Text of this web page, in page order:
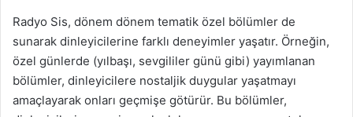
Radyo Sis, dönem dönem tematik özel bölümler de
sunarak dinleyicilerine farklı deneyimler yaşatır. Örneğin,
özel günlerde (yılbaşı, sevgililer günü gibi) yayımlanan
bölümler, dinleyicilere nostaljik duygular yaşatmayı
amaçlayarak onları geçmişe götürür. Bu bölümler,